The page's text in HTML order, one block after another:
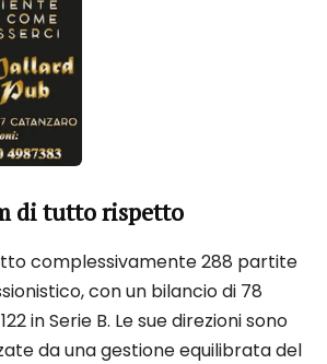
di tutto rispetto
complessivamente 288 partite
con un bilancio di 78
in Serie B. Le sue direzioni sono
da una gestione equilibrata del